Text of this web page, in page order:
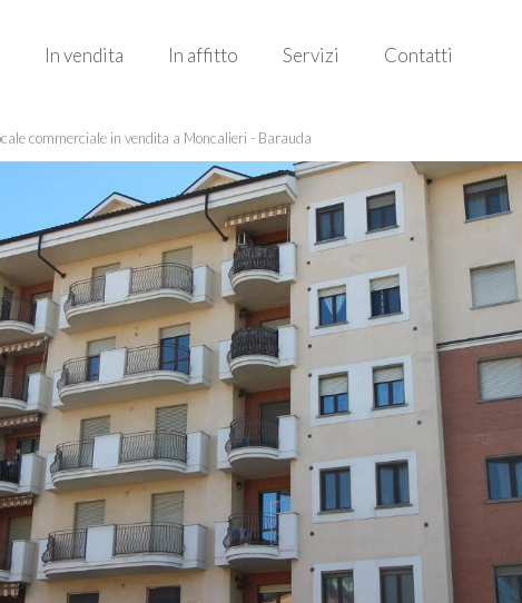
In vendita In affitto Servizi Contatti
commerciale in vendita a Moncalieri - Barauda